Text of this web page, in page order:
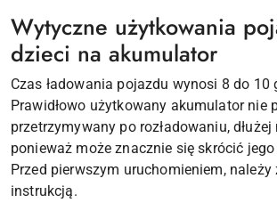
Wytyczne użytkowania
dzieci na akumulator
Czas ładowania pojazdu wynosi 8 do 10
Prawidłowo użytkowany akumulator nie
przetrzymywany po rozładowaniu, dłużej
ponieważ może znacznie się skrócić
Przed pierwszym uruchomieniem, należy
instrukcją.